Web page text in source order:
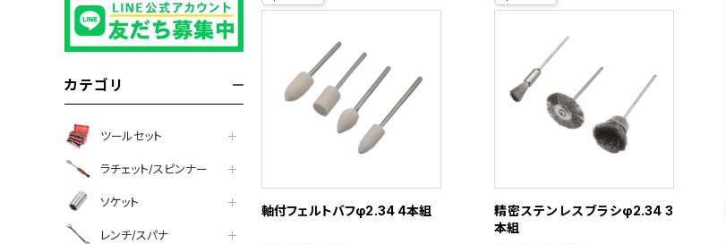
カテゴリ
ツールセット
ラチェット/スピンナー
ソケット
レンチ/スパナ
軸付フェルトバフφ2.34 4本組
精密ステンレスブラシφ2.34 3
本組